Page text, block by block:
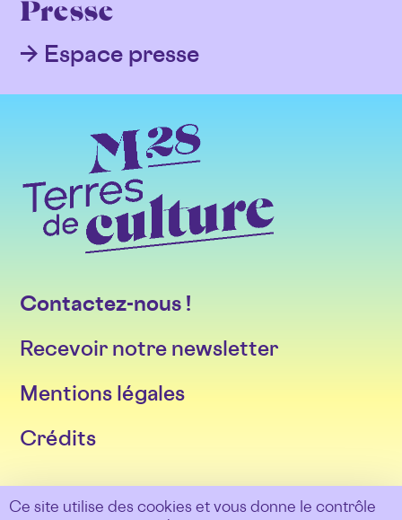
Ce site utilise des cookies et vous donne le contrôle
Presse
Espace presse
Contactez-nous !
Recevoir notre newsletter
Mentions légales
Crédits
Suivez-nous sur les réseaux